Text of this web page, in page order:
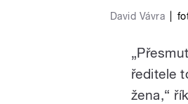
David Vávra
ředitele
žena,“